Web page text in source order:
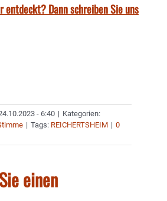
entdeckt? Dann schreiben Sie uns
- 6:40 | Kategorien:
| Tags: REICHERTSHEIM | 0
einen